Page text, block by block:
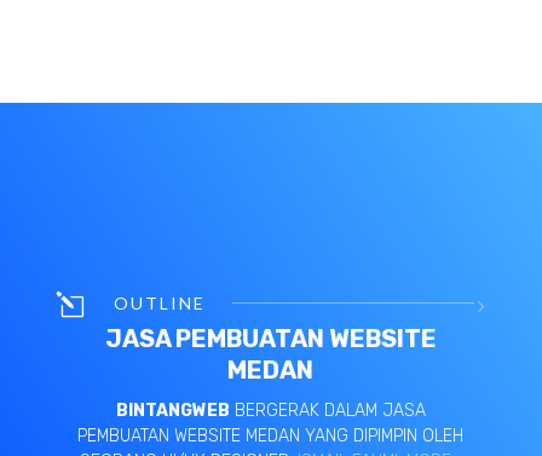
l OUTLINE
JASA PEMBUATAN WEBSITE
MEDAN
BINTANGWEB BERGERAK DALAM JASA
PEMBUATAN WEBSITE MEDAN YANG DIPIMPIN OLEH